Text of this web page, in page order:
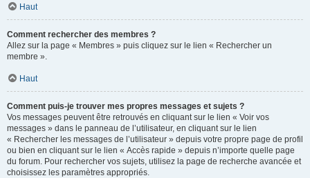
Haut
Comment rechercher des membres ?
Allez sur la page « Membres » puis cliquez sur le lien « Rechercher un
membre ».
Haut
Comment puis-je trouver mes propres messages et sujets ?
Vos messages peuvent être retrouvés en cliquant sur le lien « Voir vos
messages » dans le panneau de l’utilisateur, en cliquant sur le lien
« Rechercher les messages de l’utilisateur » depuis votre propre page de profil
ou bien en cliquant sur le lien « Accès rapide » depuis n’importe quelle page
du forum. Pour rechercher vos sujets, utilisez la page de recherche avancée et
choisissez les paramètres appropriés.